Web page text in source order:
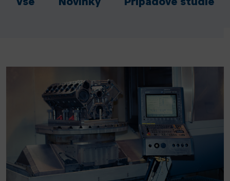
Vše Novinky Případové studie